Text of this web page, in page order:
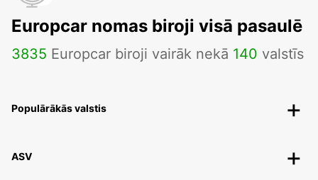
Europcar nomas biroji visā pasaulē
3835 Europcar biroji vairāk nekā 140 valstīs
Populārākās valstis
ASV